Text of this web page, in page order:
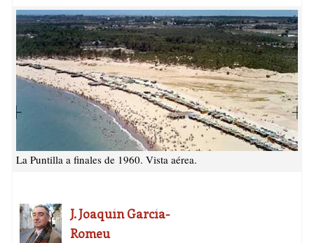
La Puntilla a finales de 1960. Vista aérea.
J. Joaquín García-
Romeu